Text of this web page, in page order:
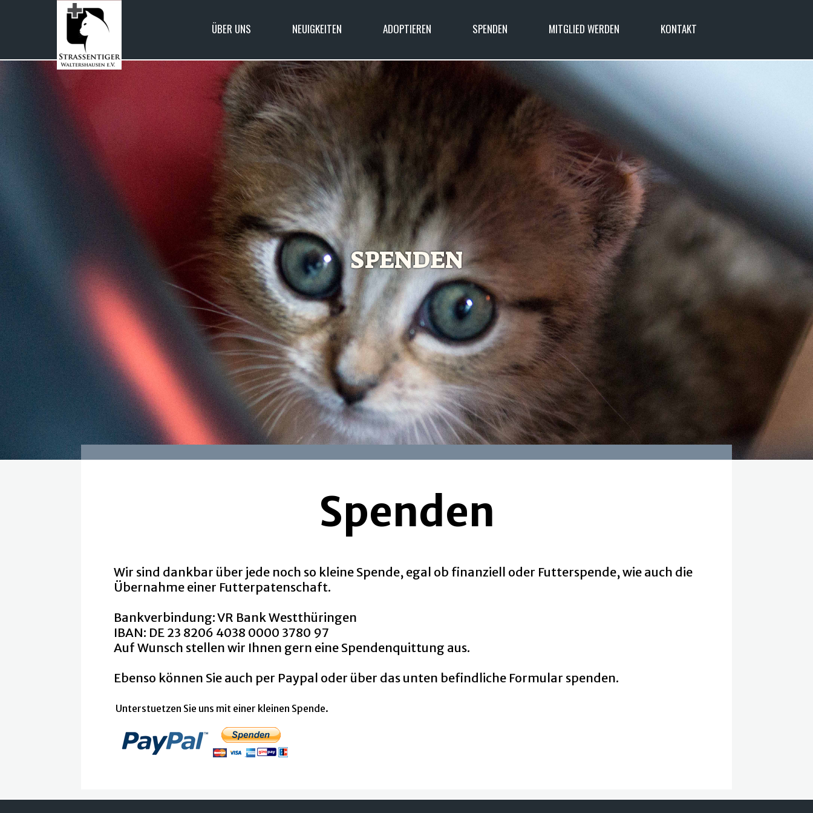
ÜBER UNS NEUIGKEITEN ADOPTIEREN SPENDEN MITGLIED WERDEN KONTAKT
SPENDEN
Spenden
Wir sind dankbar über jede noch so kleine Spende, egal ob finanziell oder Futterspende, wie auch die
Übernahme einer Futterpatenschaft.
Bankverbindung: VR Bank Westthüringen
IBAN: DE 23 8206 4038 0000 3780 97
Auf Wunsch stellen wir Ihnen gern eine Spendenquittung aus.
Ebenso können Sie auch per Paypal oder über das unten befindliche Formular spenden.
Unterstuetzen Sie uns mit einer kleinen Spende.